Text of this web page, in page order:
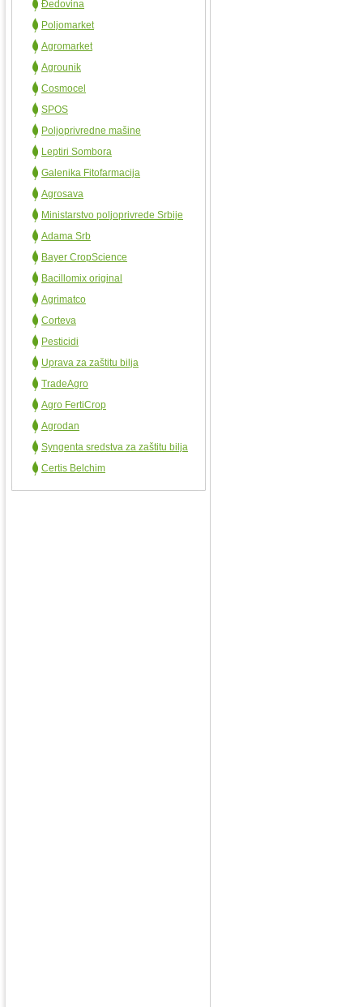
Đedovina
Poljomarket
Agromarket
Agrounik
Cosmocel
SPOS
Poljoprivredne mašine
Leptiri Sombora
Galenika Fitofarmacija
Agrosava
Ministarstvo poljoprivrede Srbije
Adama Srb
Bayer CropScience
Bacillomix original
Agrimatco
Corteva
Pesticidi
Uprava za zaštitu bilja
TradeAgro
Agro FertiCrop
Agrodan
Syngenta sredstva za zaštitu bilja
Certis Belchim